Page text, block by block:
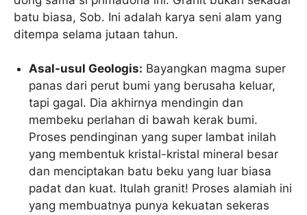
batu biasa, Sob. Ini adalah karya seni alam yang
ditempa selama jutaan tahun.
Asal-usul Geologis: Bayangkan magma super
panas dari perut bumi yang berusaha keluar,
tapi gagal. Dia akhirnya mendingin dan
membeku perlahan di bawah kerak bumi.
Proses pendinginan yang super lambat inilah
yang membentuk kristal-kristal mineral besar
dan menciptakan batu beku yang luar biasa
padat dan kuat. Itulah granit! Proses alamiah ini
yang membuatnya punya kekuatan sekeras